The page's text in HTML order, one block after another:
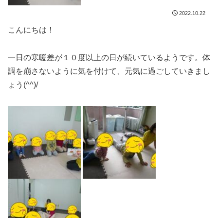
2022.10.22
こんにちは！
一日の寒暖差が１０度以上の日が続いているようです。体
調を崩さないように気を付けて、元気に過ごしていきまし
ょう(^^)/